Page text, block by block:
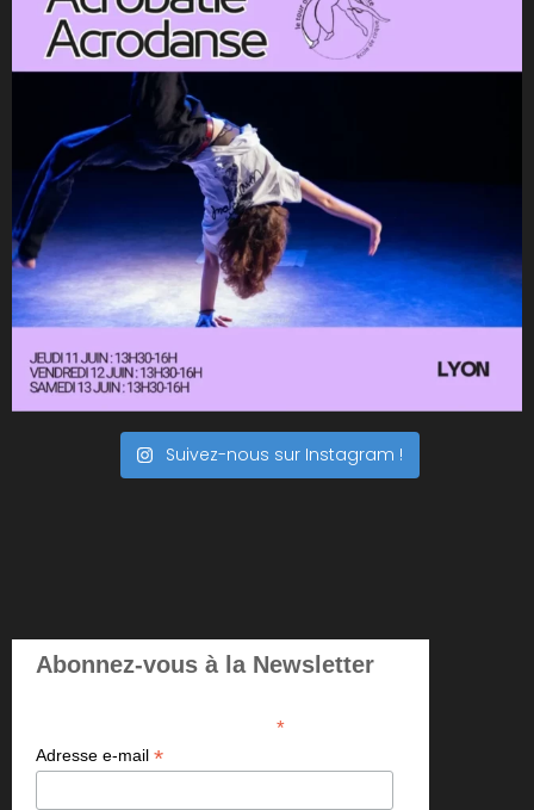
Suivez-nous sur Instagram !
Abonnez-vous à la Newsletter
*indicates required
Adresse e-mail *